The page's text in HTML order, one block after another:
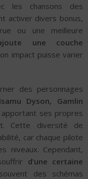
les chansons des
activer divers bonus,
ou une meilleure
une couche
impact puisse varier
des personnages
Dyson, Gamlin
apportant ses propres
Cette diversité de
car chaque pilote
niveaux. Cependant,
d’une certaine
des schémas